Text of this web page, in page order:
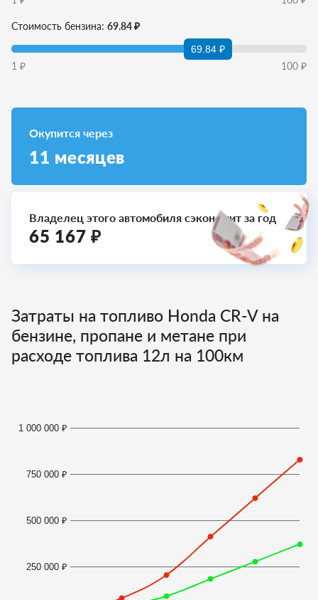
Стоимость бензина: 69.84 ₽
69.84 ₽
1 ₽ 100 ₽
Окупится через
11 месяцев
Владелец этого автомобиля сэкономит за год
65 167 ₽
Затраты на топливо Honda CR-V на
бензине, пропане и метане при
расходе топлива 12л на 100км
1 000 000 ₽
250 000 ₽
500 000 ₽
750 000 ₽